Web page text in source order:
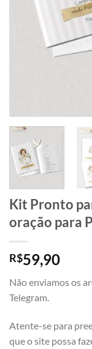
Kit Pronto
oração para
R$59,90
Não enviamos os
Telegram.
Atente-se para
que o site possa